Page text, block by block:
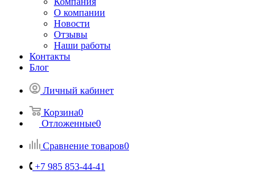
О компании
Новости
Отзывы
Наши работы
Контакты
Блог
Личный кабинет
Корзина0
Отложенные0
Сравнение товаров0
+7 985 853-44-41